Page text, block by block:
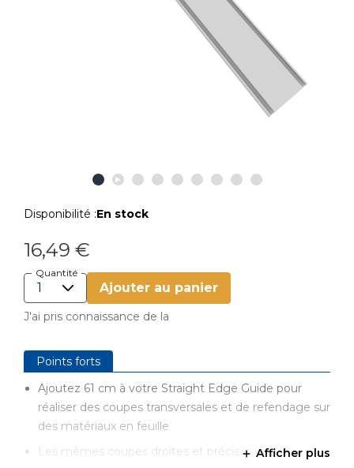
Disponibilité :En stock
16,49 €
Quantité
Ajouter au panier
J'ai pris connaissance de la
Points forts
Ajoutez 61 cm à votre Straight Edge Guide pour
réaliser des coupes transversales et de refendage sur
des matériaux en feuille
Les mêmes coupes droites et précises que leAfficher plus